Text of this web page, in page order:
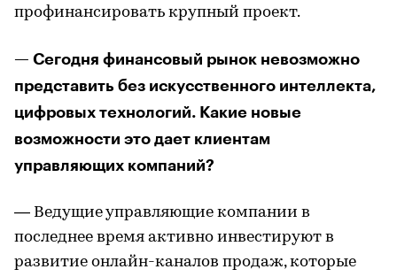
профинансировать крупный проект.
— Сегодня финансовый рынок невозможно
представить без искусственного интеллекта,
цифровых технологий. Какие новые
возможности это дает клиентам
управляющих компаний?
— Ведущие управляющие компании в
последнее время активно инвестируют в
развитие онлайн-каналов продаж, которые